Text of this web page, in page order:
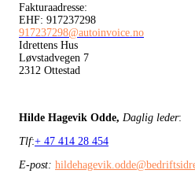
Fakturaadresse:
EHF: 917237298
917237298@autoinvoice.no
Idrettens Hus
Løvstadvegen 7
2312 Ottestad
Hilde Hagevik Odde, Daglig leder:
Tlf:+ 47 414 28 454
E-post: